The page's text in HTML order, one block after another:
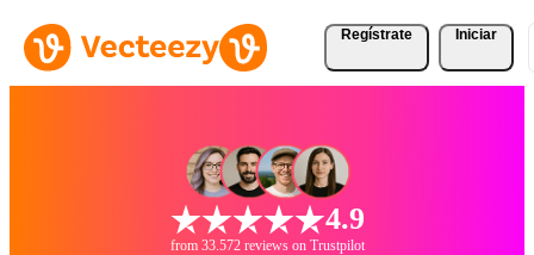
Regístrate Iniciar
4.9
from 33.572 reviews on Trustpilot